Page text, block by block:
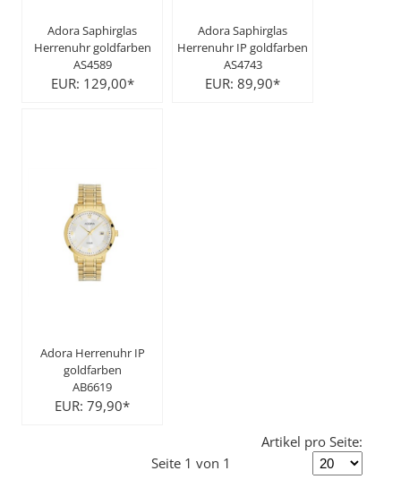
Adora Saphirglas
Herrenuhr goldfarben
AS4589
EUR: 129,00*
Adora Saphirglas
Herrenuhr IP goldfarben
AS4743
EUR: 89,90*
Adora Herrenuhr IP
goldfarben
AB6619
EUR: 79,90*
Seite 1 von 1
Artikel pro Seite: